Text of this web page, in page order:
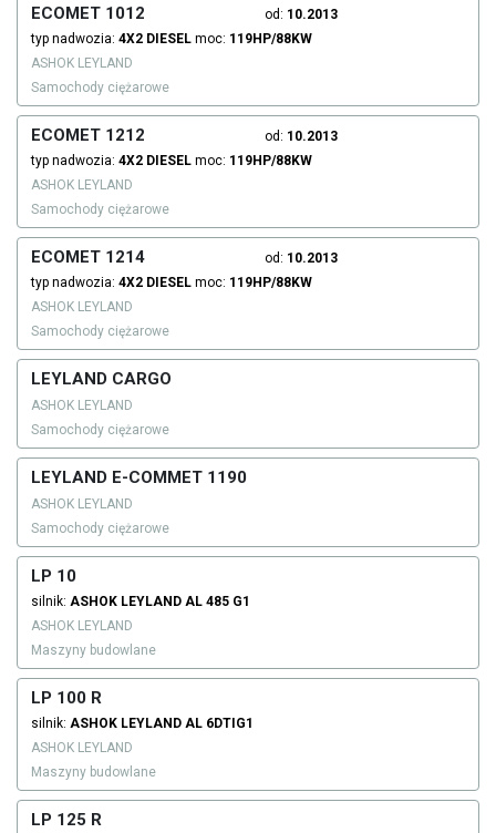
ECOMET 1012 od: 10.2013
typ nadwozia: 4X2 DIESEL moc: 119HP/88KW
ASHOK LEYLAND
Samochody ciężarowe
ECOMET 1212 od: 10.2013
typ nadwozia: 4X2 DIESEL moc: 119HP/88KW
ASHOK LEYLAND
Samochody ciężarowe
ECOMET 1214 od: 10.2013
typ nadwozia: 4X2 DIESEL moc: 119HP/88KW
ASHOK LEYLAND
Samochody ciężarowe
LEYLAND CARGO
ASHOK LEYLAND
Samochody ciężarowe
LEYLAND E-COMMET 1190
ASHOK LEYLAND
Samochody ciężarowe
LP 10
silnik: ASHOK LEYLAND AL 485 G1
ASHOK LEYLAND
Maszyny budowlane
LP 100 R
silnik: ASHOK LEYLAND AL 6DTIG1
ASHOK LEYLAND
Maszyny budowlane
LP 125 R